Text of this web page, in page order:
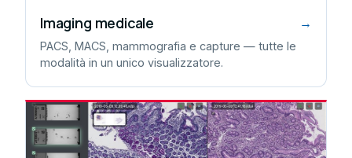
Imaging medicale →
PACS, MACS, mammografia e capture — tutte le
modalità in un unico visualizzatore.